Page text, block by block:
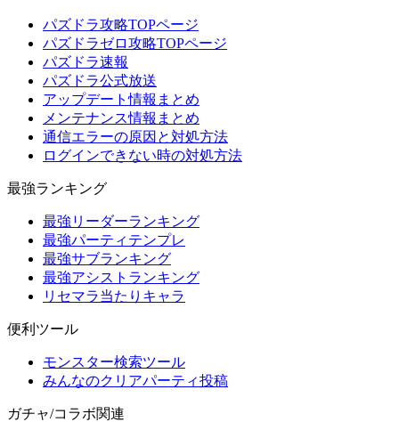
パズドラ攻略TOPページ
パズドラゼロ攻略TOPページ
パズドラ速報
パズドラ公式放送
アップデート情報まとめ
メンテナンス情報まとめ
通信エラーの原因と対処方法
ログインできない時の対処方法
最強ランキング
最強リーダーランキング
最強パーティテンプレ
最強サブランキング
最強アシストランキング
リセマラ当たりキャラ
便利ツール
モンスター検索ツール
みんなのクリアパーティ投稿
ガチャ/コラボ関連